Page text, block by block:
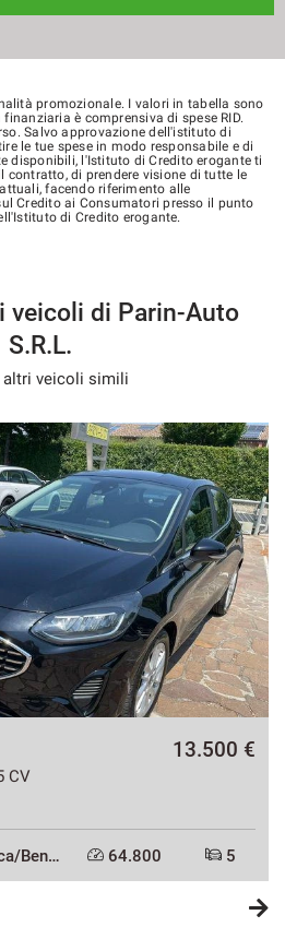
promozionale. I valori in tabella sono
è comprensiva di spese RID.
Salvo approvazione dell'istituto di
le tue spese in modo responsabile e di
disponibili, l'Istituto di Credito erogante ti
contratto, di prendere visione di tutte le
facendo riferimento alle
Credito ai Consumatori presso il punto
di Credito erogante.
veicoli di Parin-Auto
S.R.L.
altri veicoli simili
CV
13.500 €
64.800 5